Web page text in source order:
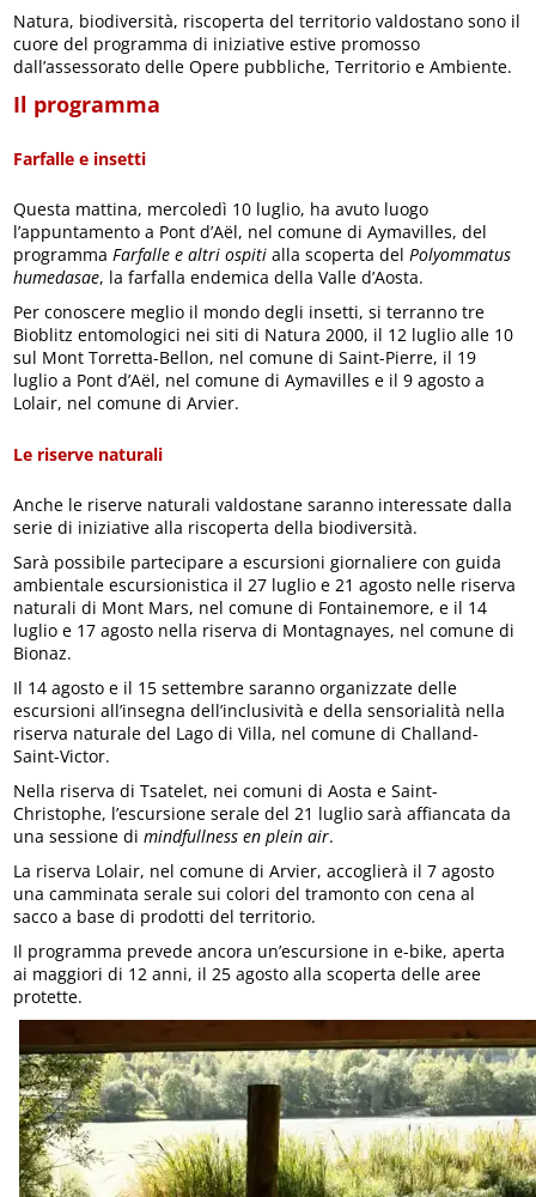
Natura, biodiversità, riscoperta del territorio valdostano sono il
cuore del programma di iniziative estive promosso
dall’assessorato delle Opere pubbliche, Territorio e Ambiente.
Il programma
Farfalle e insetti
Questa mattina, mercoledì 10 luglio, ha avuto luogo
l’appuntamento a Pont d’Aël, nel comune di Aymavilles, del
programmaFarfalle e altri ospiti alla scoperta delPolyommatus
humedasae, la farfalla endemica della Valle d’Aosta.
Per conoscere meglio il mondo degli insetti, si terranno tre
Bioblitz entomologici nei siti di Natura 2000, il 12 luglio alle 10
sul Mont Torretta-Bellon, nel comune di Saint-Pierre, il 19
luglio a Pont d’Aël, nel comune di Aymavilles e il 9 agosto a
Lolair, nel comune di Arvier.
Le riserve naturali
Anche le riserve naturali valdostane saranno interessate dalla
serie di iniziative alla riscoperta della biodiversità.
Sarà possibile partecipare a escursioni giornaliere con guida
ambientale escursionistica il 27 luglio e 21 agosto nelle riserva
naturali di Mont Mars, nel comune di Fontainemore, e il 14
luglio e 17 agosto nella riserva di Montagnayes, nel comune di
Bionaz.
Il 14 agosto e il 15 settembre saranno organizzate delle
escursioni all’insegna dell’inclusività e della sensorialità nella
riserva naturale del Lago di Villa, nel comune di Challand-
Saint-Victor.
Nella riserva di Tsatelet, nei comuni di Aosta e Saint-
Christophe, l’escursione serale del 21 luglio sarà affiancata da
una sessione dimindfullness en plein air.
La riserva Lolair, nel comune di Arvier, accoglierà il 7 agosto
una camminata serale sui colori del tramonto con cena al
sacco a base di prodotti del territorio.
Il programma prevede ancora un’escursione in e-bike, aperta
ai maggiori di 12 anni, il 25 agosto alla scoperta delle aree
protette.